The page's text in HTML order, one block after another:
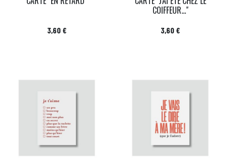
Prix
3,60 €
COIFFEUR..."
Prix
3,60 €